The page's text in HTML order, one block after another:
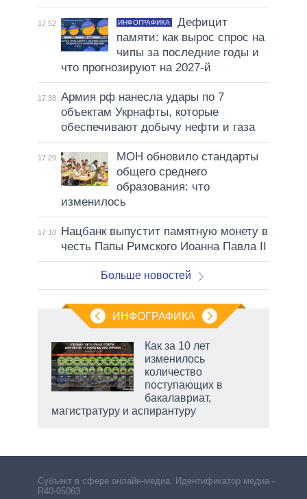
17:52 ИНФОГРАФИКА
Дефицит
памяти: как вырос спрос на
чипы за последние годы и
что прогнозируют на 2027-й
17:38 Армия рф нанесла удары по 7
объектам Укрнафты, которые
обеспечивают добычу нефти и газа
17:29
МОН обновило стандарты
общего среднего
образования: что
изменилось
17:10
Нацбанк выпустит памятную монету в
честь Папы Римского Иоанна Павла II
Больше новостей
ИНФОГРАФИКА
Как за 10 лет
изменилось
количество
поступающих в
бакалавриат,
магистратуру и аспирантуру
Субъект в сфере онлайн-медиа. Идентификатор медиа –
R40-05063